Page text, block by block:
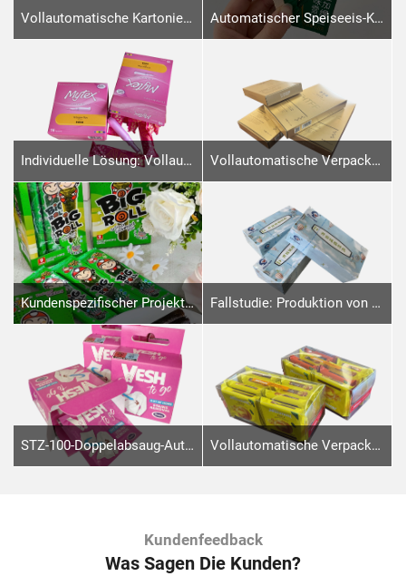
Vollautomatische Kartonier- und 3D-Verpackungsanlage für Zahnpasta- und Zahnbürsten-Sets Automatischer Speiseeis-Kartonierer für internationale Käufer – Kurze Einführung
Individuelle Lösung: Vollautomatische Verpackungsanlage für Applikator-Tampons – Kurze Einführung Vollautomatische Verpackungslinie mit STZ-120-Kartoniermaschine für Gesichtsmasken
Kundenspezifischer Projektfall: Automatische Kartonierlinie für Nori-Rollen (4 Kissenverpackungslinien an eine Kartoniermaschine angeschlossen) Fallstudie: Produktion von Gesichtstüchern (Verpackung in Schachteln sowie Softpacks)
STZ-100-Doppelabsaug-Automatik-Verpackungsanlage für Putztücher Vollautomatische Verpackungsanlage für 8er-Biskuitpackungen, verbunden mit zwei Schlauchverpackungsmaschinen
Kundenfeedback
Was Sagen Die Kunden?